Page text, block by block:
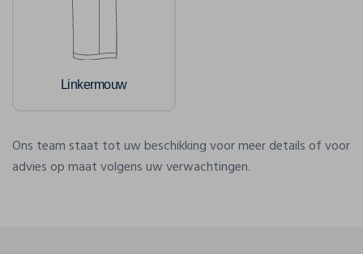
Linkermouw
Ons team staat tot uw beschikking voor meer details of voor
advies op maat volgens uw verwachtingen.